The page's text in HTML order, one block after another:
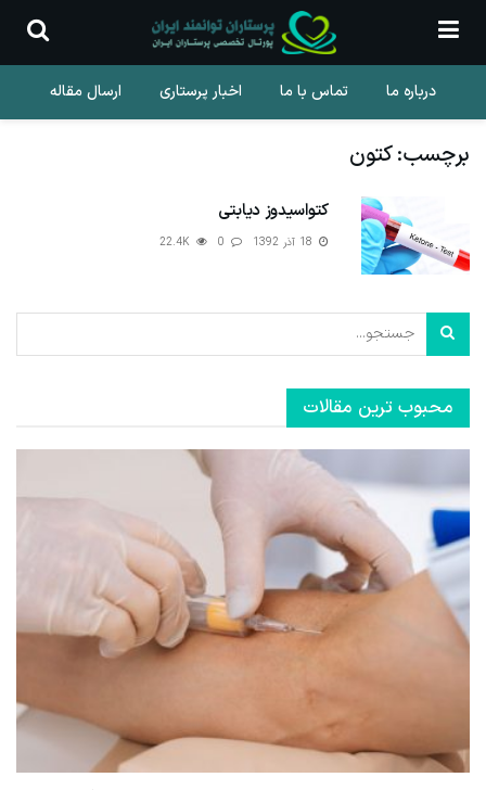
درباره ما تماس با ما اخبار پرستاری ارسال مقاله
برچسب:کتون
کتواسیدوز دیابتی
محبوب ترین مقالات